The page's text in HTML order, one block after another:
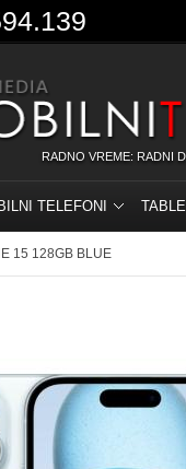
RADNO VREME: RADNI
TELEFONI
15 128GB BLUE